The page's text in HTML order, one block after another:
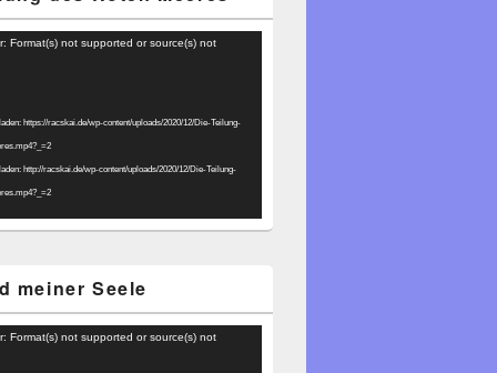
Format(s) not supported or source(s) not
https://racskai.de/wp-content/uploads/2020/12/Die-Teilung-
http://racskai.de/wp-content/uploads/2020/12/Die-Teilung-
meiner Seele
Format(s) not supported or source(s) not